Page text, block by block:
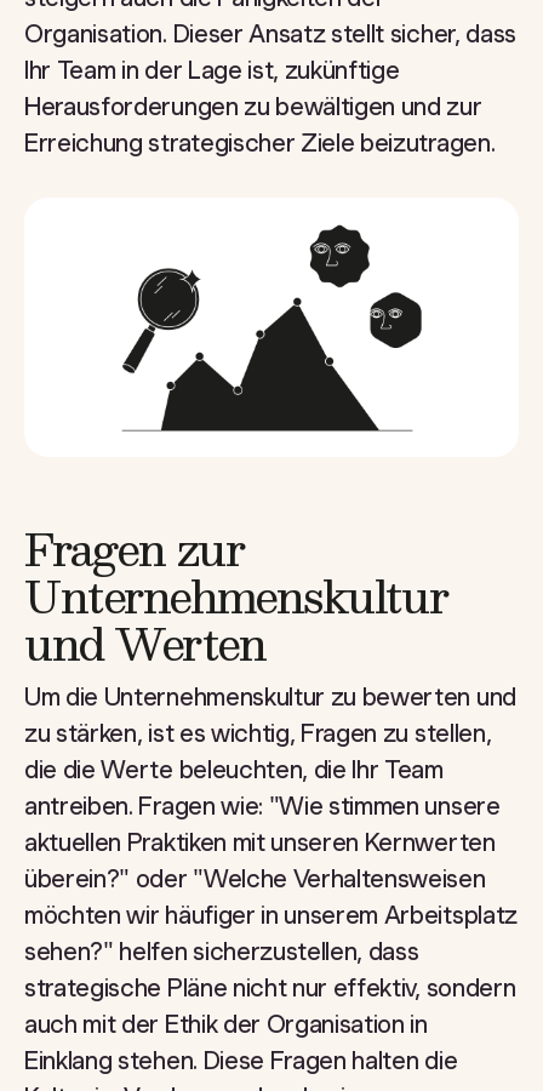
Organisation. Dieser Ansatz stellt sicher, dass
Ihr Team in der Lage ist, zukünftige
Herausforderungen zu bewältigen und zur
Erreichung strategischer Ziele beizutragen.
Fragen zur
Unternehmenskultur
und Werten
Um die Unternehmenskultur zu bewerten und
zu stärken, ist es wichtig, Fragen zu stellen,
die die Werte beleuchten, die Ihr Team
antreiben. Fragen wie: "Wie stimmen unsere
aktuellen Praktiken mit unseren Kernwerten
überein?" oder "Welche Verhaltensweisen
möchten wir häufiger in unserem Arbeitsplatz
sehen?" helfen sicherzustellen, dass
strategische Pläne nicht nur effektiv, sondern
auch mit der Ethik der Organisation in
Einklang stehen. Diese Fragen halten die